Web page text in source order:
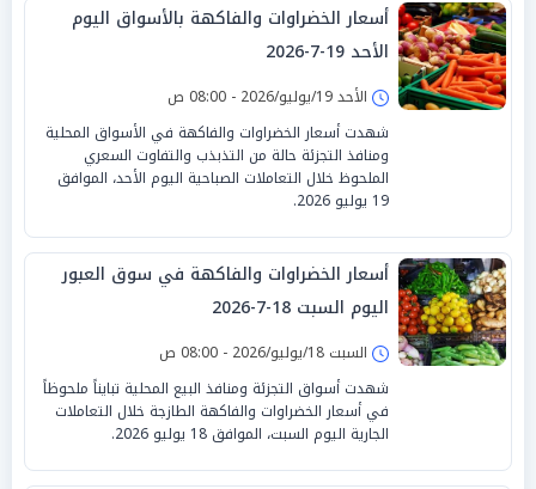
أسعار الخضراوات والفاكهة بالأسواق اليوم
الأحد 19-7-2026
الأحد 19/يوليو/2026 - 08:00 ص
شهدت أسعار الخضراوات والفاكهة في الأسواق المحلية
ومنافذ التجزئة حالة من التذبذب والتفاوت السعري
الملحوظ خلال التعاملات الصباحية اليوم الأحد، الموافق
19 يوليو 2026.
أسعار الخضراوات والفاكهة في سوق العبور
اليوم السبت 18-7-2026
السبت 18/يوليو/2026 - 08:00 ص
شهدت أسواق التجزئة ومنافذ البيع المحلية تبايناً ملحوظاً
في أسعار الخضراوات والفاكهة الطازجة خلال التعاملات
الجارية اليوم السبت، الموافق 18 يوليو 2026.